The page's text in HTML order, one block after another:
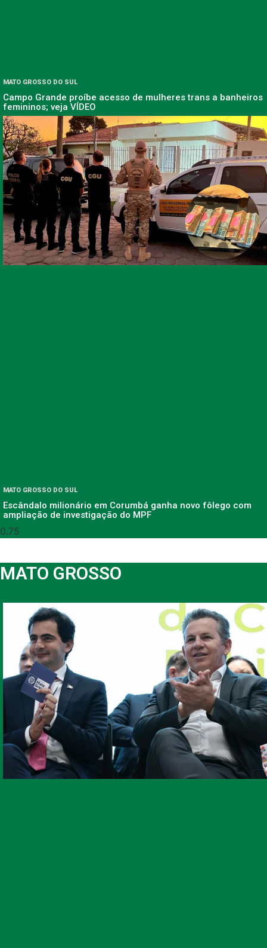
MATO GROSSO DO SUL
Campo Grande proíbe acesso de mulheres trans a banheiros
femininos; veja VÍDEO
MATO GROSSO DO SUL
Escândalo milionário em Corumbá ganha novo fôlego com
ampliação de investigação do MPF
MATO GROSSO